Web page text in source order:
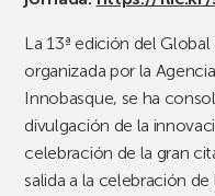
La 13ª edición del
organizada por la
Innobasque, se ha
divulgación de la
celebración de la gran
salida a la celebración de